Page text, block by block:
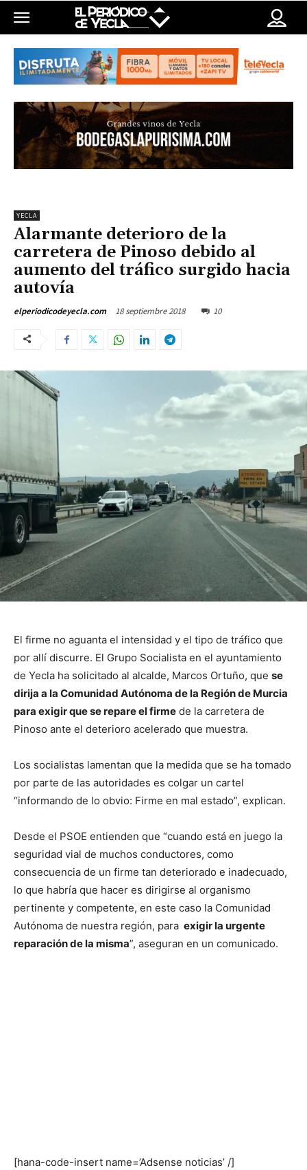
YECLA
Alarmante deterioro de la
carretera de Pinoso debido al
aumento del tráfico surgido hacia
autovía
elperiodicodeyecla.com 18 septiembre 2018 10
El firme no aguanta el intensidad y el tipo de tráfico que
por allí discurre. El Grupo Socialista en el ayuntamiento
de Yecla ha solicitado al alcalde, Marcos Ortuño, que se
dirija a la Comunidad Autónoma de la Región de Murcia
para exigir que se repare el firme de la carretera de
Pinoso ante el deterioro acelerado que muestra.
Los socialistas lamentan que la medida que se ha tomado
por parte de las autoridades es colgar un cartel
“informando de lo obvio: Firme en mal estado”, explican.
Desde el PSOE entienden que “cuando está en juego la
seguridad vial de muchos conductores, como
consecuencia de un firme tan deteriorado e inadecuado,
lo que habría que hacer es dirigirse al organismo
pertinente y competente, en este caso la Comunidad
Autónoma de nuestra región, para exigir la urgente
reparación de la misma”, aseguran en un comunicado.
[hana-code-insert name=’Adsense noticias’ /]